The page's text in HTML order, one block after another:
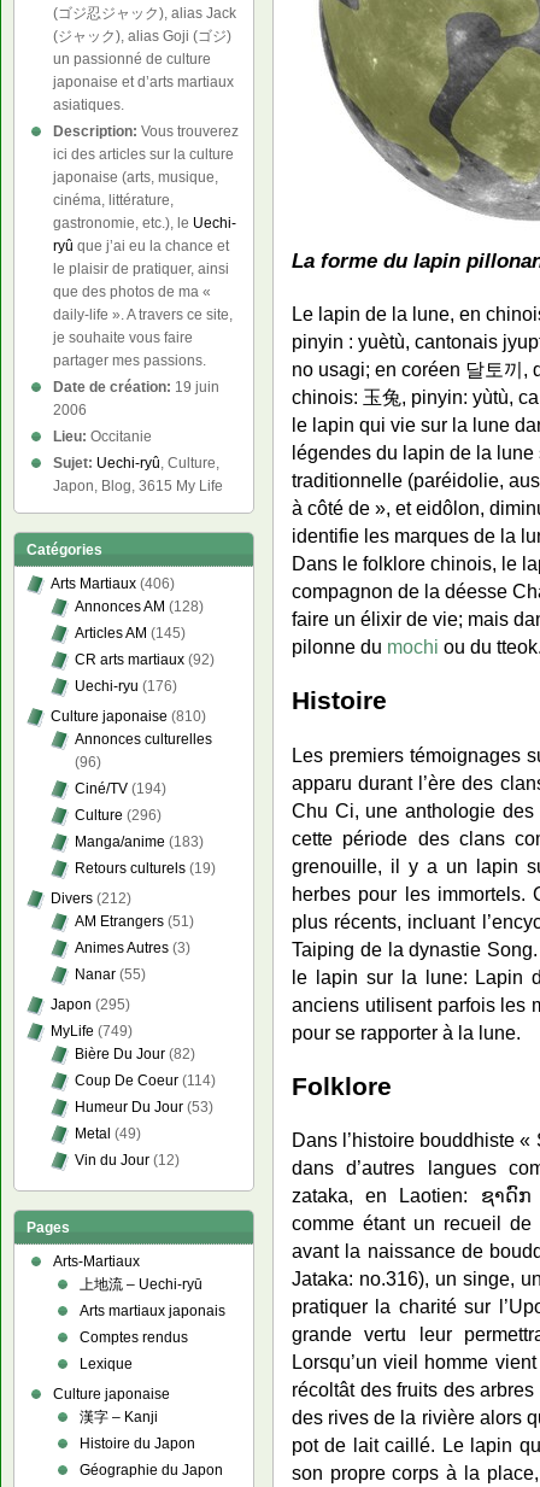
La forme du lapin
Le lapin de la lune, en
pinyin : yuètù, cantonais
no usagi; en coréen 달토끼,
chinois: 玉兔, pinyin: yùtù,
le lapin qui vie sur la lune
légendes du lapin de la
traditionnelle (paréidolie,
à côté de », et eidôlon,
identifie les marques de la
Dans le folklore chinois, le
compagnon de la déesse
faire un élixir de vie; mais
pilonne du mochi ou du
Histoire
Les premiers témoignages
apparu durant l’ère des
Chu Ci, une anthologie
cette période des clans
grenouille, il y a un lapin
herbes pour les immortels.
plus récents, incluant
Taiping de la dynastie
le lapin sur la lune: Lapin
anciens utilisent parfois les
pour se rapporter à la lune.
Folklore
Dans l’histoire bouddhiste
dans d’autres langues
zataka, en Laotien: ຊາດົກ
comme étant un recueil
avant la naissance de
Jataka: no.316), un singe,
pratiquer la charité sur
grande vertu leur
Lorsqu’un vieil homme
récoltât des fruits des
des rives de la rivière alors
pot de lait caillé. Le lapin
son propre corps à la
(ゴジ忍ジャック), alias Jack
(ジャック), alias Goji (ゴジ)
un passionné de culture
japonaise et d’arts martiaux
asiatiques.
Description: Vous trouverez
ici des articles sur la culture
japonaise (arts, musique,
cinéma, littérature,
gastronomie, etc.), le Uechi-
ryû que j’ai eu la chance et
le plaisir de pratiquer, ainsi
que des photos de ma «
daily-life ». A travers ce site,
je souhaite vous faire
partager mes passions.
Date de création: 19 juin
2006
Lieu: Occitanie
Sujet: Uechi-ryû, Culture,
Japon, Blog, 3615 My Life
Catégories
Arts Martiaux (406)
Annonces AM (128)
Articles AM (145)
CR arts martiaux (92)
Uechi-ryu (176)
Culture japonaise (810)
Annonces culturelles
(96)
Ciné/TV (194)
Culture (296)
Manga/anime (183)
Retours culturels (19)
Divers (212)
AM Etrangers (51)
Animes Autres (3)
Nanar (55)
Japon (295)
MyLife (749)
Bière Du Jour (82)
Coup De Coeur (114)
Humeur Du Jour (53)
Metal (49)
Vin du Jour (12)
Pages
Arts-Martiaux
上地流 – Uechi-ryū
Arts martiaux japonais
Comptes rendus
Lexique
Culture japonaise
漢字 – Kanji
Histoire du Japon
Géographie du Japon